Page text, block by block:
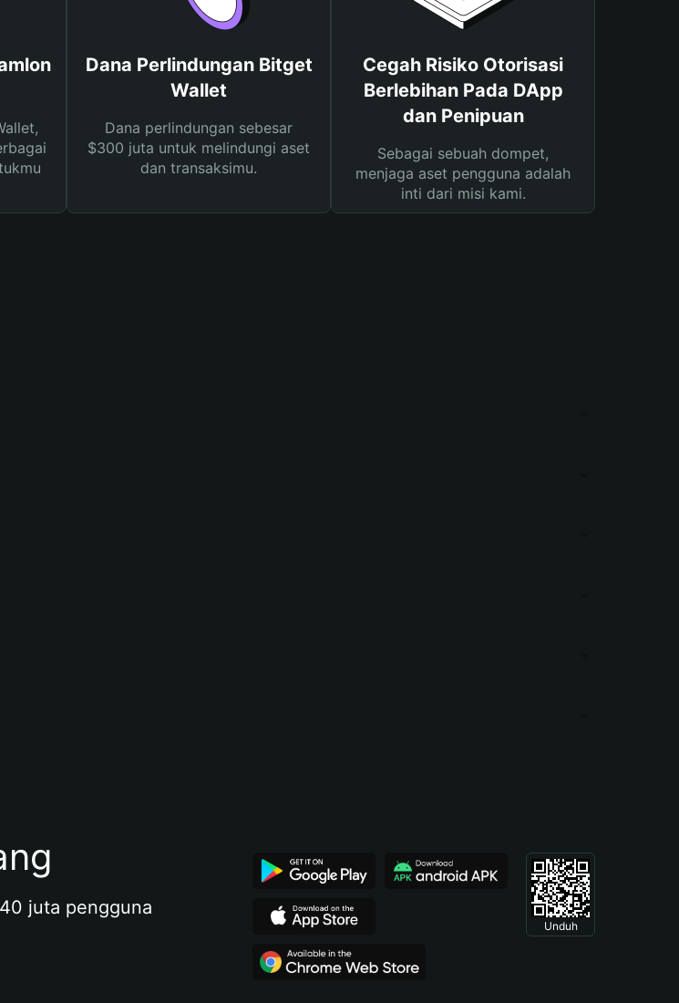
Dana Perlindungan Bitget
Wallet
Dana perlindungan sebesar
$300 juta untuk melindungi aset
dan transaksimu.
Cegah Risiko Otorisasi
Berlebihan Pada DApp
dan Penipuan
Sebagai sebuah dompet,
menjaga aset pengguna adalah
inti dari misi kami.
juta pengguna
Unduh